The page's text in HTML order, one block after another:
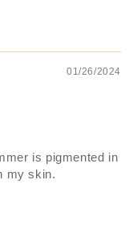
01/26/2024
is pigmented in
my skin.